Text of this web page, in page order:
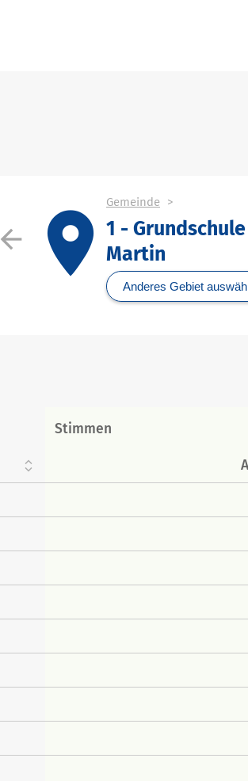
arrow_back place
Gemeinde
1 -
Martin
Anderes Gebiet
Stimmen